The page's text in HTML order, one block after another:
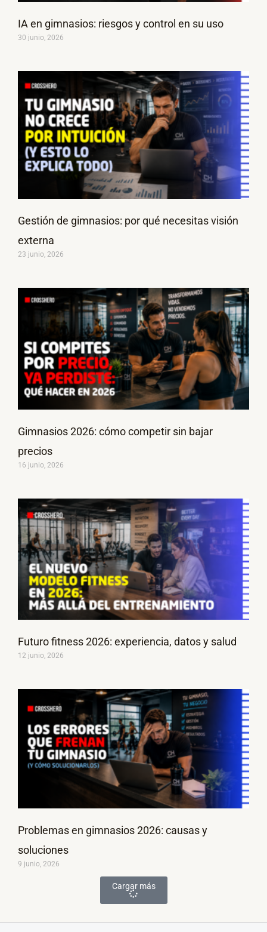
IA en gimnasios: riesgos y control en su uso
30 junio, 2026
Gestión de gimnasios: por qué necesitas visión
externa
23 junio, 2026
Gimnasios 2026: cómo competir sin bajar
precios
16 junio, 2026
Futuro fitness 2026: experiencia, datos y salud
12 junio, 2026
Problemas en gimnasios 2026: causas y
soluciones
9 junio, 2026
Cargar más